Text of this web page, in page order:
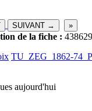
SUIVANT → »
de la fiche :
TU_ZEG_1862-
aujourd'hui